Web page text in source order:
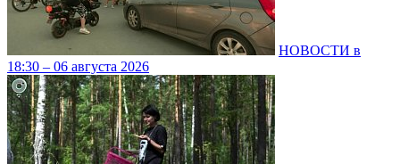
НОВОСТИ в
18:30 – 06 августа 2026